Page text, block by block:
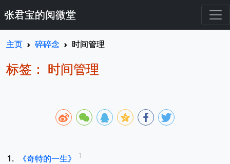
张君宝的阅微堂
主页 碎碎念 时间管理
标签： 时间管理
《奇特的一生》